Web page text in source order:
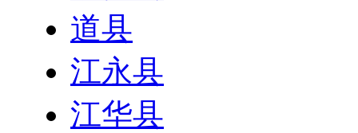
道县
江永县
江华县